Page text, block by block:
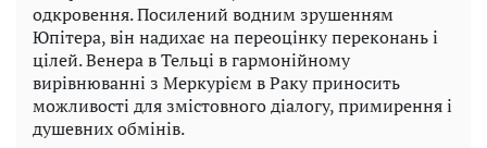
одкровення. Посилений водним зрушенням
Юпітера, він надихає на переоцінку переконань і
цілей. Венера в Тельці в гармонійному
вирівнюванні з Меркурієм в Раку приносить
можливості для змістовного діалогу, примирення і
душевних обмінів.